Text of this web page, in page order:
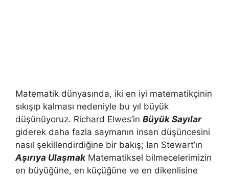
Matematik dünyasında, iki en iyi matematikçinin
sıkışıp kalması nedeniyle bu yıl büyük
düşünüyoruz. Richard Elwes’in Büyük Sayılar
giderek daha fazla saymanın insan düşüncesini
nasıl şekillendirdiğine bir bakış; Ian Stewart’ın
Aşırıya Ulaşmak Matematiksel bilmecelerimizin
en büyüğüne, en küçüğüne ve en dikenlisine